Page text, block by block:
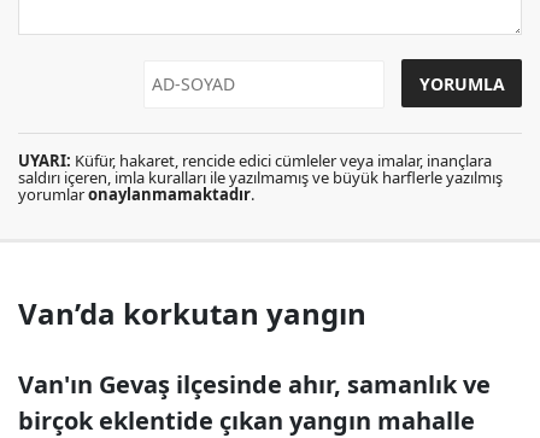
UYARI: Küfür, hakaret, rencide edici cümleler veya imalar, inançlara
saldırı içeren, imla kuralları ile yazılmamış ve büyük harflerle yazılmış
yorumlaronaylanmamaktadır.
Van’da korkutan yangın
Van'ın Gevaş ilçesinde ahır, samanlık ve
birçok eklentide çıkan yangın mahalle